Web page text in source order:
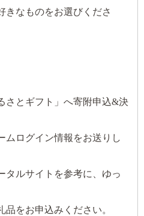
きなものをお選びくださ
さとギフト」へ寄附申込&決
ムログイン情報をお送りし
タルサイトを参考に、ゆっ
品をお申込みください。